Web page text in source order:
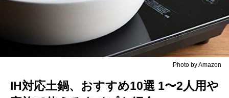
Photo by Amazon
IH対応土鍋、おすすめ10選 1〜2人用や